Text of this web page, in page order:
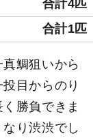
合計4匹
合計1匹
鯛狙いから
目からのり
勝負できま
り渋渋でし